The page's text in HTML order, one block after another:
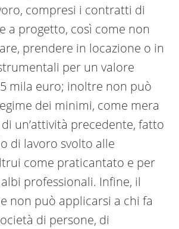
compresi i contratti di
a progetto, così come non
prendere in locazione o in
per un valore
mila euro; inoltre non può
dei minimi, come mera
un’attività precedente, fatto
di lavoro svolto alle
come praticantato e per
professionali. Infine, il
non può applicarsi a chi fa
di persone, di